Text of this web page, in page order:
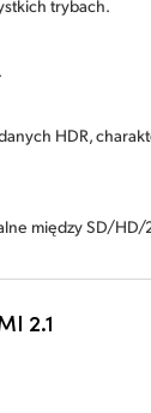
trybach.
HDR,
między SD/HD/
2.1